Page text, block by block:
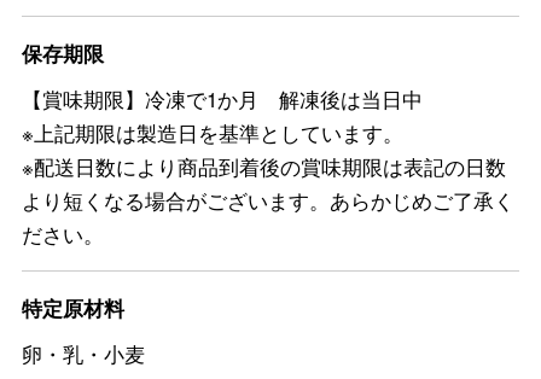
保存期限
【賞味期限】冷凍で1か月 解凍後は当日中
※上記期限は製造日を基準としています。
※配送日数により商品到着後の賞味期限は表記の日数
より短くなる場合がございます。あらかじめご了承く
ださい。
特定原材料
卵・乳・小麦